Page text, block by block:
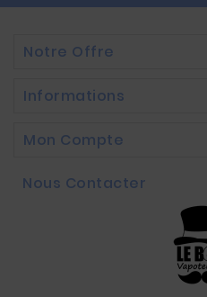
Notre Offre
Informations
Mon Compte
Nous Contacter